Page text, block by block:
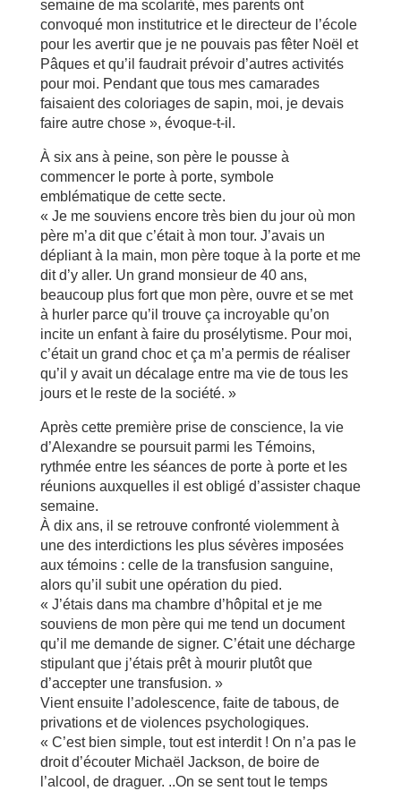
semaine de ma scolarité, mes parents ont
convoqué mon institutrice et le directeur de l’école
pour les avertir que je ne pouvais pas fêter Noël et
Pâques et qu’il faudrait prévoir d’autres activités
pour moi. Pendant que tous mes camarades
faisaient des coloriages de sapin, moi, je devais
faire autre chose », évoque-t-il.
À six ans à peine, son père le pousse à
commencer le porte à porte, symbole
emblématique de cette secte.
« Je me souviens encore très bien du jour où mon
père m’a dit que c’était à mon tour. J’avais un
dépliant à la main, mon père toque à la porte et me
dit d’y aller. Un grand monsieur de 40 ans,
beaucoup plus fort que mon père, ouvre et se met
à hurler parce qu’il trouve ça incroyable qu’on
incite un enfant à faire du prosélytisme. Pour moi,
c’était un grand choc et ça m’a permis de réaliser
qu’il y avait un décalage entre ma vie de tous les
jours et le reste de la société. »
Après cette première prise de conscience, la vie
d’Alexandre se poursuit parmi les Témoins,
rythmée entre les séances de porte à porte et les
réunions auxquelles il est obligé d’assister chaque
semaine.
À dix ans, il se retrouve confronté violemment à
une des interdictions les plus sévères imposées
aux témoins : celle de la transfusion sanguine,
alors qu’il subit une opération du pied.
« J’étais dans ma chambre d’hôpital et je me
souviens de mon père qui me tend un document
qu’il me demande de signer. C’était une décharge
stipulant que j’étais prêt à mourir plutôt que
d’accepter une transfusion. »
Vient ensuite l’adolescence, faite de tabous, de
privations et de violences psychologiques.
« C’est bien simple, tout est interdit ! On n’a pas le
droit d’écouter Michaël Jackson, de boire de
l’alcool, de draguer. ..On se sent tout le temps